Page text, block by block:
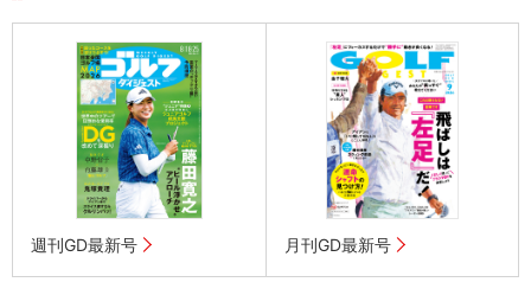
週刊GD最新号 月刊GD最新号